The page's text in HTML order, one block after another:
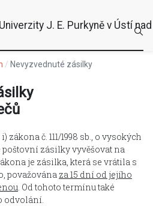
Nevyzvednuté zásilky
zákona č. 111/1998 sb., o vysokých
zásilky vyvěšovat na
je zásilka, která se vrátila s
považována za 15 dní od jejího
. Od tohoto termínu také
odvolání.